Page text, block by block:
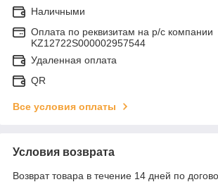
Наличными
Оплата по реквизитам на р/с компании
KZ12722S000002957544
Удаленная оплата
QR
Все условия оплаты
Условия возврата
Возврат товара в течение 14 дней по